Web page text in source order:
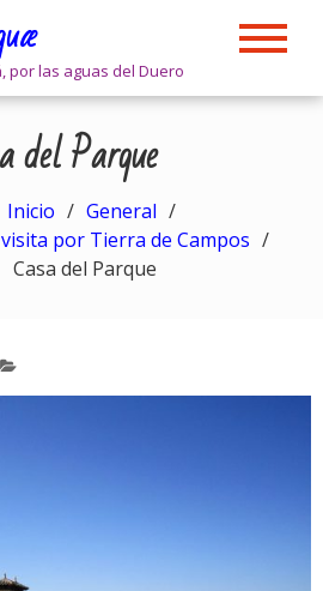
por las aguas del Duero
del Parque
Inicio
General
visita por Tierra de Campos
Casa del Parque